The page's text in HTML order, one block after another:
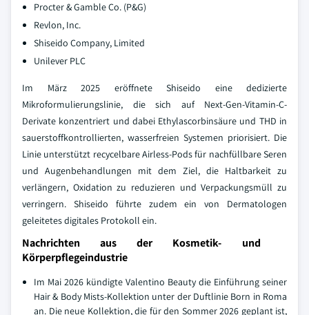
Procter & Gamble Co. (P&G)
Revlon, Inc.
Shiseido Company, Limited
Unilever PLC
Im März 2025 eröffnete Shiseido eine dedizierte
Mikroformulierungslinie, die sich auf Next-Gen-Vitamin-C-
Derivate konzentriert und dabei Ethylascorbinsäure und THD in
sauerstoffkontrollierten, wasserfreien Systemen priorisiert. Die
Linie unterstützt recycelbare Airless-Pods für nachfüllbare Seren
und Augenbehandlungen mit dem Ziel, die Haltbarkeit zu
verlängern, Oxidation zu reduzieren und Verpackungsmüll zu
verringern. Shiseido führte zudem ein von Dermatologen
geleitetes digitales Protokoll ein.
Nachrichten aus der Kosmetik- und
Körperpflegeindustrie
Im Mai 2026 kündigte Valentino Beauty die Einführung seiner
Hair & Body Mists-Kollektion unter der Duftlinie Born in Roma
an. Die neue Kollektion, die für den Sommer 2026 geplant ist,